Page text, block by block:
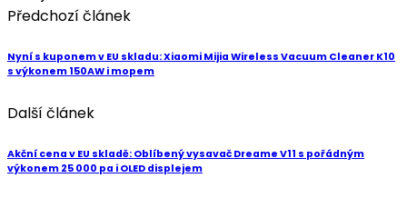
Předchozí článek
Nyní s kuponem v EU skladu: Xiaomi Mijia Wireless Vacuum Cleaner K10
s výkonem 150AW i mopem
Další článek
Akční cena v EU skladě: Oblíbený vysavač Dreame V11 s pořádným
výkonem 25 000 pa i OLED displejem